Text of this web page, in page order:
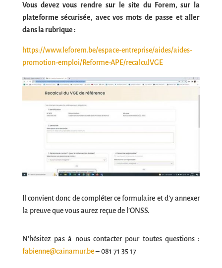
Vous devez vous rendre sur le site du Forem, sur la
plateforme sécurisée, avec vos mots de passe et aller
dans la rubrique :
https://www.leforem.be/espace-entreprise/aides/aides-
promotion-emploi/Reforme-APE/recalculVGE
Il convient donc de compléter ce formulaire et d’y annexer
la preuve que vous aurez reçue de l’ONSS.
N’hésitez pas à nous contacter pour toutes questions :
fabienne@cainamur.be– 081 71 35 17